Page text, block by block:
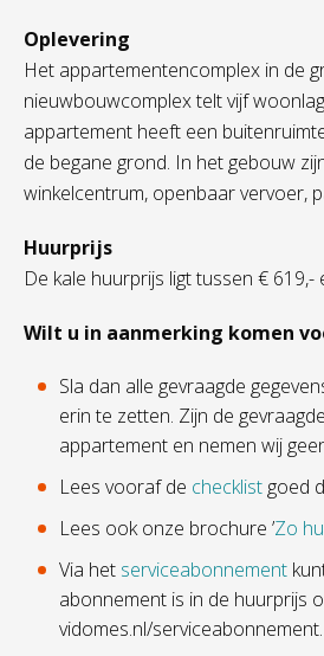
Oplevering
Het appartementencomplex in de
nieuwbouwcomplex telt vijf
appartement heeft een
de begane grond. In het gebouw
winkelcentrum, openbaar vervoer,
Huurprijs
De kale huurprijs ligt tussen € 619,-
Wilt u in aanmerking komen
Sla dan alle gevraagde
erin te zetten. Zijn de
appartement en nemen wij
Lees vooraf de checklist goed
Lees ook onze brochure ’Zo
Via het serviceabonnement
abonnement is in de huurprijs
vidomes.nl/serviceabonnement.